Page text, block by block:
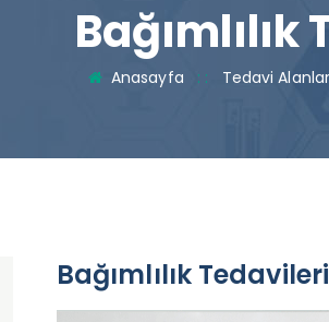
Anasayfa : : Tedavi
Bağımlılık Tedavileri